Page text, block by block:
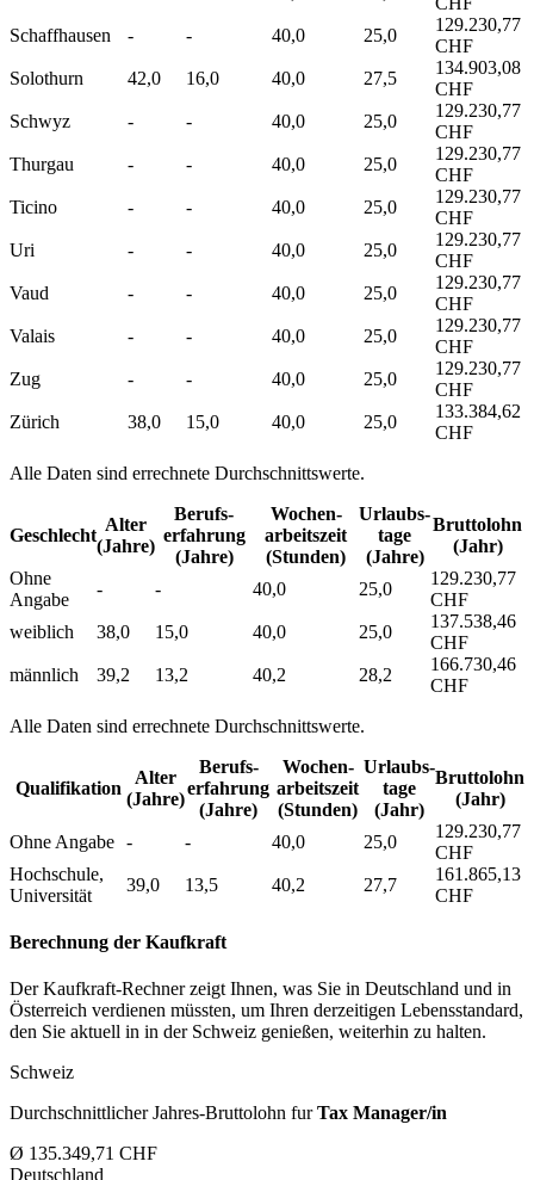
Schaffhausen
- - 40,0 25,0
129.230,77
CHF
Solothurn
42,0 16,0 40,0 27,5
134.903,08
CHF
Schwyz
- - 40,0 25,0
129.230,77
CHF
Thurgau
- - 40,0 25,0
129.230,77
CHF
Ticino
- - 40,0 25,0
129.230,77
CHF
Uri
- - 40,0 25,0
129.230,77
CHF
Vaud
- - 40,0 25,0
129.230,77
CHF
Valais
- - 40,0 25,0
129.230,77
CHF
Zug
- - 40,0 25,0
129.230,77
CHF
Zürich
38,0 15,0 40,0 25,0
133.384,62
CHF
Alle Daten sind errechnete Durchschnittswerte.
Geschlecht
Alter
(Jahre)
Berufs­
erfahrung
(Jahre)
Wochen­
arbeitszeit
(Stunden)
Urlaubs­
tage
(Jahre)
Bruttolohn
(Jahr)
Ohne
Angabe
- - 40,0 25,0
129.230,77
CHF
weiblich
38,0 15,0 40,0 25,0
137.538,46
CHF
männlich
39,2 13,2 40,2 28,2
166.730,46
CHF
Alle Daten sind errechnete Durchschnittswerte.
Qualifikation
Alter
(Jahre)
Berufs­
erfahrung
(Jahre)
Wochen­
arbeitszeit
(Stunden)
Urlaubs­
tage
(Jahr)
Bruttolohn
(Jahr)
Ohne Angabe - - 40,0 25,0
129.230,77
CHF
Hochschule,
Universität
39,0 13,5 40,2 27,7
161.865,13
CHF
Berechnung der Kaufkraft
Der Kaufkraft-Rechner zeigt Ihnen, was Sie in Deutschland und in
Österreich verdienen müssten, um Ihren derzeitigen Lebensstandard,
den Sie aktuell in in der Schweiz genießen, weiterhin zu halten.
Schweiz
Durchschnittlicher Jahres-Bruttolohn furTax Manager/in
Ø 135.349,71 CHF
Deutschland